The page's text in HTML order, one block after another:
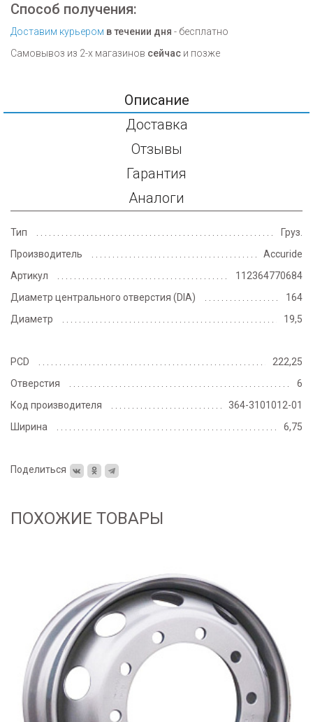
Способ получения:
Доставим курьером в течении дня - бесплатно
Самовывоз из 2-х магазинов сейчас и позже
Описание
Доставка
Отзывы
Гарантия
Аналоги
Тип
Груз.
Производитель
Accuride
Артикул
112364770684
Диаметр центрального отверстия (DIA)
164
Диаметр
19,5
PCD
222,25
Отверстия
6
Код производителя
364-3101012-01
Ширина
6,75
Поделиться
ПОХОЖИЕ ТОВАРЫ